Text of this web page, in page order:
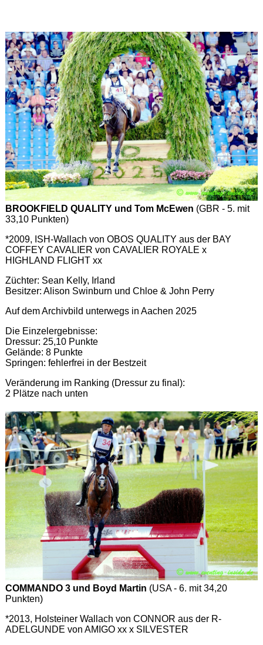
BROOKFIELD QUALITY und Tom McEwen (GBR - 5. mit
33,10 Punkten)
*2009, ISH-Wallach von OBOS QUALITY aus der BAY
COFFEY CAVALIER von CAVALIER ROYALE x
HIGHLAND FLIGHT xx
Züchter: Sean Kelly, Irland
Besitzer: Alison Swinburn und Chloe & John Perry
Auf dem Archivbild unterwegs in Aachen 2025
Die Einzelergebnisse:
Dressur: 25,10 Punkte
Gelände: 8 Punkte
Springen: fehlerfrei in der Bestzeit
Veränderung im Ranking (Dressur zu final):
2 Plätze nach unten
COMMANDO 3 und Boyd Martin (USA - 6. mit 34,20
Punkten)
*2013, Holsteiner Wallach von CONNOR aus der R-
ADELGUNDE von AMIGO xx x SILVESTER